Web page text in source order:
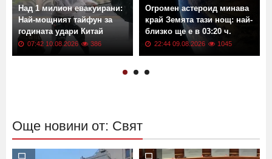
Над 1 милион евакуирани:
Най-мощният тайфун за
годината удари Китай
07:42 10.08.2026 386
Огромен астероид минава
край Земята тази нощ: най-
близко ще е в 03:20 ч.
22:44 09.08.2026 1045
Още новини от: Свят